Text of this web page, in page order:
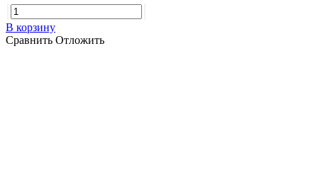
В корзину
Сравнить Отложить